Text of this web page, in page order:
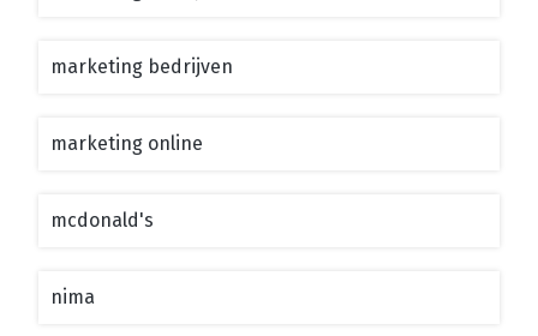
marketing bedrijven
marketing online
mcdonald's
nima